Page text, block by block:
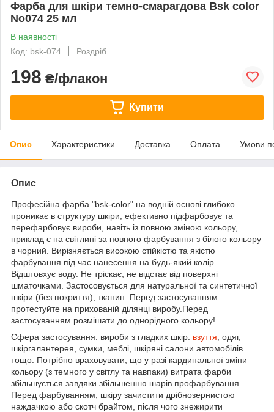
Фарба для шкіри темно-смарагдова Вsk color
No074 25 мл
В наявності
Код: bsk-074
Роздріб
198 ₴/флакон
Купити
Опис Характеристики Доставка Оплата Умови
Опис
Професійна фарба "bsk-color" на водній основі глибоко
проникає в структуру шкіри, ефективно підфарбовує та
перефарбовує вироби, навіть із повною зміною кольору,
приклад є на світлині за повного фарбування з білого кольору
в чорний. Вирізняється високою стійкістю та якістю
фарбування під час нанесення на будь-який колір.
Відштовхує воду. Не тріскає, не відстає від поверхні
шматочками. Застосовується для натуральної та синтетичної
шкіри (без покриття), тканин. Перед застосуванням
протестуйте на прихованій ділянці виробу.Перед
застосуванням розмішати до однорідного кольору!
Сфера застосування: вироби з гладких шкір: взуття , одяг,
шкіргалантерея, сумки, меблі, шкіряні салони автомобілів
тощо. Потрібно враховувати, що у разі кардинальної зміни
кольору (з темного у світлу та навпаки) витрата фарби
збільшується завдяки збільшенню шарів профарбування.
Перед фарбуванням, шкіру зачистити дрібнозернистою
наждачкою або скотч брайтом, після чого знежирити